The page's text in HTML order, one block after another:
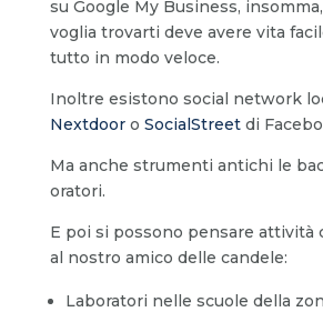
su Google My Business,
voglia trovarti deve avere vita
tutto in modo veloce.
Inoltre esistono social network
Nextdooro SocialStreetdi
Ma anche strumenti antichi le
oratori.
E poi si possono pensare attività
al nostro amico delle candele:
Laboratori nelle scuole della